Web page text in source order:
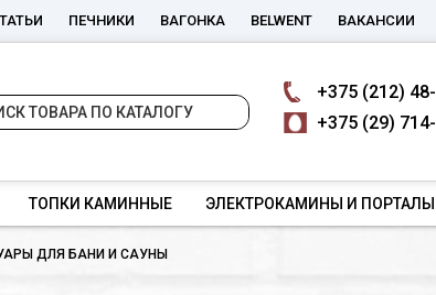
ПЕЧНИКИ ВАГОНКА BELWENT ВАКАНСИИ
+375 (212)
+375 (29)
ТОПКИ КАМИННЫЕ ЭЛЕКТРОКАМИНЫ И ПОРТАЛЫ
ДЛЯ БАНИ И САУНЫ